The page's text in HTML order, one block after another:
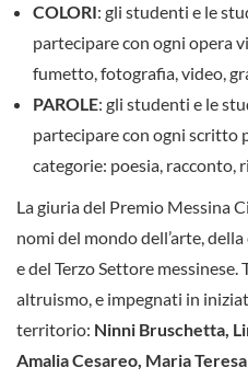
COLORI: gli studenti e le
partecipare con ogni opera
fumetto, fotografia, video,
PAROLE: gli studenti e le
partecipare con ogni scritto
categorie: poesia, racconto,
La giuria del Premio Messina
nomi del mondo dell’arte,
e del Terzo Settore
altruismo, e impegnati in
territorio: Ninni Bruschetta,
Amalia Cesareo, Maria